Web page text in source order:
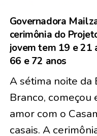
Governadora
cerimônia do
jovem tem 19 e 21
66 e 72 anos
A sétima noite da
Branco,
amor com o
casais. A